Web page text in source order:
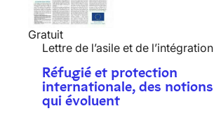
Gratuit
Lettre de l’asile et de l’intégration
Réfugié et protection
internationale, des notions
qui évoluent